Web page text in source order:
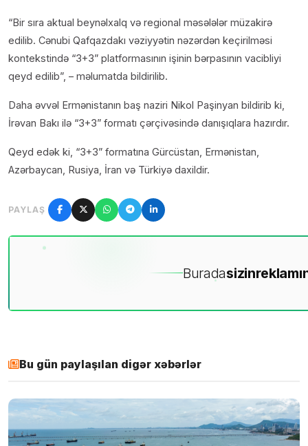
“Bir sıra aktual beynəlxalq və regional məsələlər müzakirə
edilib. Cənubi Qafqazdakı vəziyyətin nəzərdən keçirilməsi
kontekstində “3+3” platformasının işinin bərpasının vacibliyi
qeyd edilib”, – məlumatda bildirilib.
Daha əvvəl Ermənistanın baş naziri Nikol Paşinyan bildirib ki,
İrəvan Bakı ilə “3+3” formatı çərçivəsində danışıqlara hazırdır.
Qeyd edək ki, “3+3” formatına Gürcüstan, Ermənistan,
Azərbaycan, Rusiya, İran və Türkiyə daxildir.
PAYLAŞ
Buradasizin
Bu gün paylaşılan digər xəbərlər